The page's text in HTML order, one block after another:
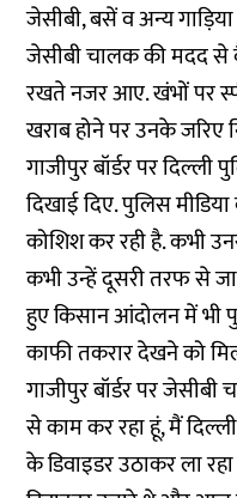
जेसीबी, बसें व अन्य
जेसीबी चालक की मदद से
रखते नजर आए. खंभों पर
खराब होने पर उनके जरिए
गाजीपुर बॉर्डर पर दिल्ली
दिखाई दिए. पुलिस
कोशिश कर रही है. कभी
कभी उन्हें दूसरी तरफ से
हुए किसान आंदोलन में भी
काफी तकरार देखने को
गाजीपुर बॉर्डर पर
से काम कर रहा हूं, मैं
के डिवाइडर उठाकर ला